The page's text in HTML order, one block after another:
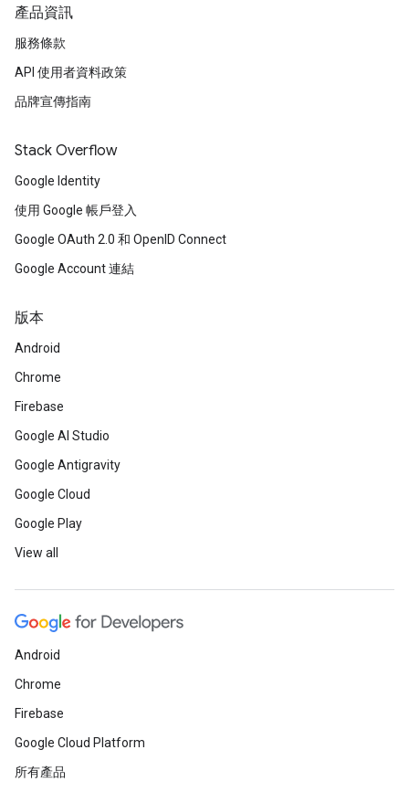
產品資訊
服務條款
API 使用者資料政策
品牌宣傳指南
Stack Overflow
Google Identity
使用 Google 帳戶登入
Google OAuth 2.0 和 OpenID Connect
Google Account 連結
版本
Android
Chrome
Firebase
Google AI Studio
Google Antigravity
Google Cloud
Google Play
View all
Android
Chrome
Firebase
Google Cloud Platform
所有產品